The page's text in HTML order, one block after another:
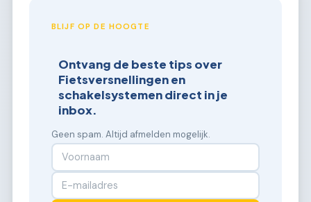
BLIJF OP DE HOOGTE
Ontvang de beste tips over
Fietsversnellingen en
schakelsystemen direct in je
inbox.
Geen spam. Altijd afmelden mogelijk.